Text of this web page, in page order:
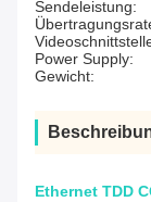
Sendeleistung:
Power Supply:
Gewicht:
Ethernet TDD